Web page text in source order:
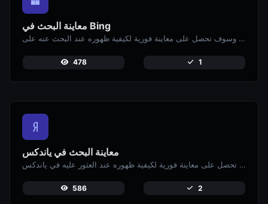
معاينة البحث في Bing
أدخل رابط موقعك الإلكتروني وسوف تحصل على معاينة فورية لكيفية ظهوره عند البحث عنه على Bing.
478 1
معاينة البحث في ياندكس
أدخل رابط موقعك الإلكتروني وسوف تحصل على معاينة فورية لكيفية ظهوره عند العثور عليه في ياندكس.
586 2